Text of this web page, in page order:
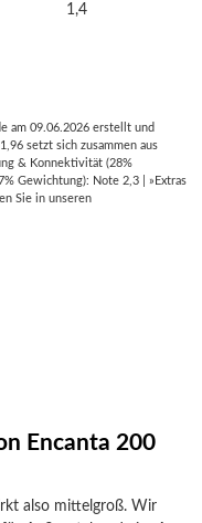
1,4
am 09.06.2026 erstellt und
setzt sich zusammen aus
& Konnektivität (28%
Gewichtung): Note 2,3 | »Extras
Sie in unseren
Encanta 200
also mittelgroß. Wir